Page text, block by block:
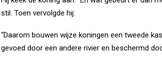
stil. Toen vervolgde hij:
“Daarom bouwen wijze koningen een tweede
gevoed door een andere rivier en beschermd